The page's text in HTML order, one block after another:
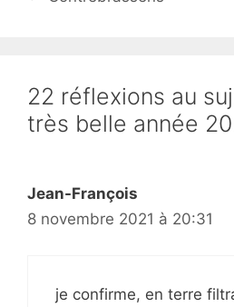
22 réflexions au
très belle année
Jean-François
8 novembre 2021 à 20:31
je confirme, en terre